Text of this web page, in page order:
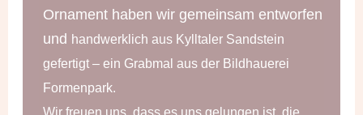
Ornament haben wir gemeinsam entworfen
und handwerklich aus Kylltaler Sandstein
gefertigt – ein Grabmal aus der Bildhauerei
Formenpark.
Wir freuen uns, dass es uns gelungen ist, die